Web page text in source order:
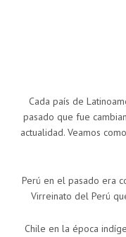
Cada país de
pasado que fue
actualidad. Veamos
Perú en el pasado era
Virreinato del Perú
Chile en la época